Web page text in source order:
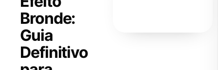
Bronde:
Guia
Definitivo